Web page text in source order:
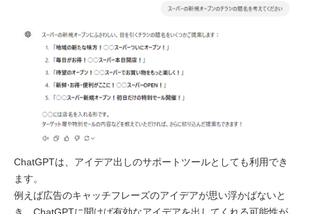
ChatGPTは、アイデア出しのサポートツールとしても利用でき
ます。
例えば広告のキャッチフレーズのアイデアが思い浮かばないと
き、ChatGPTに聞けば有効なアイデアを出してくれる可能性が